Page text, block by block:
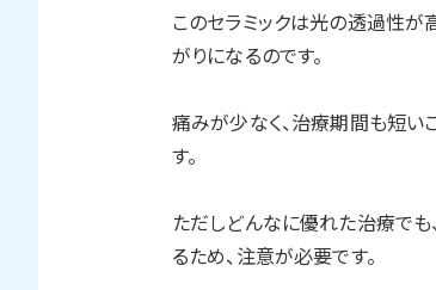
このセラミックは光の透過性
がりになるのです。
痛みが少なく、治療期間も短い
す。
ただしどんなに優れた治療でも
るため、注意が必要です。